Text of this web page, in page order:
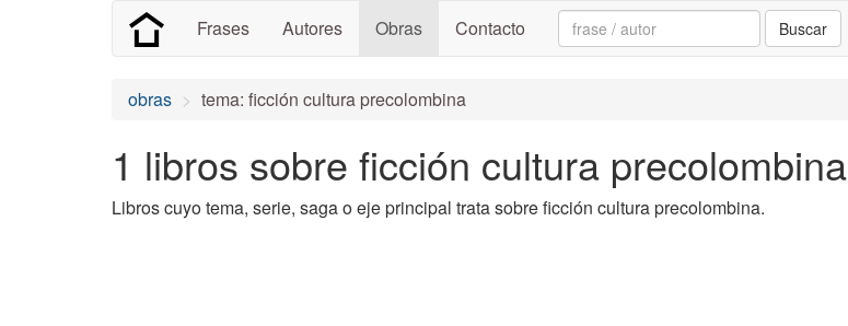
Frases Autores Obras Contacto Search: Buscar
obras tema: ficción cultura precolombina
1 libros sobre ficción cultura precolombina
Libros cuyo tema, serie, saga o eje principal trata sobre ficción cultura precolombina.